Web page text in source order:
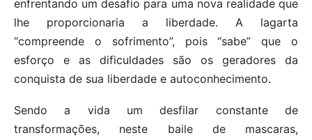
enfrentando um desafio para uma nova realidade que
lhe proporcionaria a liberdade. A lagarta
“compreende o sofrimento”, pois “sabe” que o
esforço e as dificuldades são os geradores da
conquista de sua liberdade e autoconhecimento.
Sendo a vida um desfilar constante de
transformações, neste baile de mascaras,